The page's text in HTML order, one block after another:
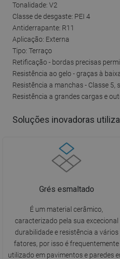
Tonalidade: V2
Classe de desgaste: PEI 4
Antiderrapante: R11
Aplicação: Externa
Tipo: Terraço
Retificação - bordas precisas
Resistência ao gelo - graças à
Resistência a manchas - Classe
Resistência a grandes cargas e
Soluções inovadoras
Grés esmaltado
É um material cerâmico,
caracterizado pela sua excecional
durabilidade e resistência a vários
fatores, por isso é frequentemente
utilizado em pavimentos e paredes